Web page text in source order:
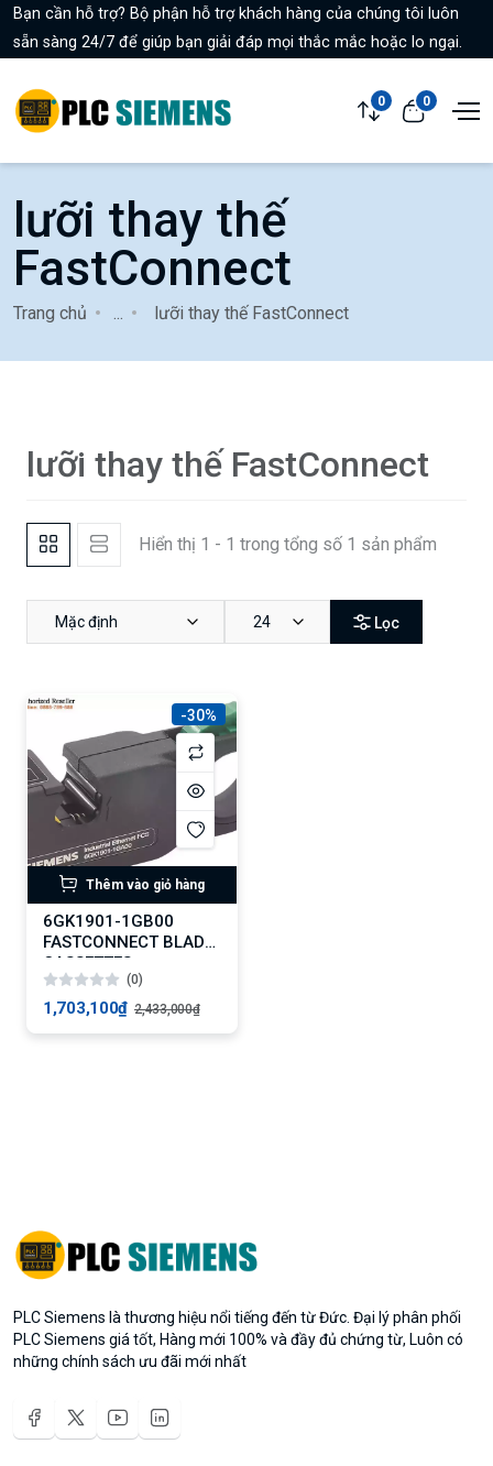
Bạn cần hỗ trợ? Bộ phận hỗ trợ khách hàng của chúng tôi luôn
sẵn sàng 24/7 để giúp bạn giải đáp mọi thắc mắc hoặc lo ngại.
0 0
lưỡi thay thế
FastConnect
Trang chủ lưỡi thay thế FastConnect
lưỡi thay thế FastConnect
Hiển thị 1 - 1 trong tổng số 1 sản phẩm
Mặc định 24 Lọc
-30%
Thêm vào giỏ hàng
6GK1901-1GB00
FASTCONNECT BLADE
CASSETTES
(0)
1,703,100₫ 2,433,000₫
PLC Siemens là thương hiệu nổi tiếng đến từ Đức. Đại lý phân phối
PLC Siemens giá tốt, Hàng mới 100% và đầy đủ chứng từ, Luôn có
những chính sách ưu đãi mới nhất